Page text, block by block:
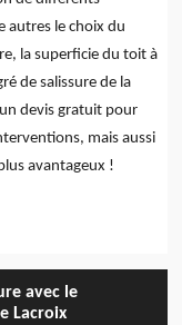
autres le choix du
la superficie du toit à
de salissure de la
devis gratuit pour
mais aussi
avantageux !
avec le
Lacroix